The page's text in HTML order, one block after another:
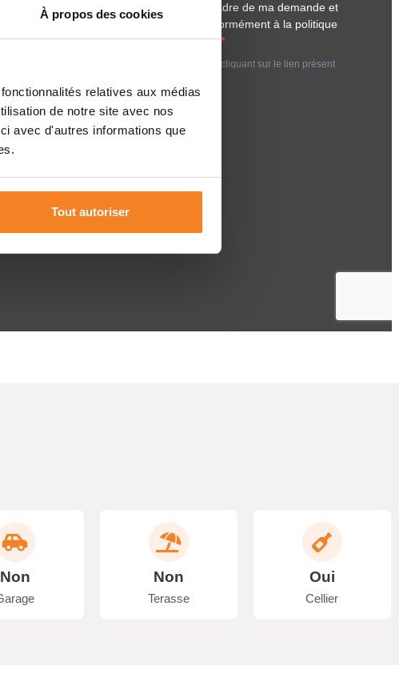
À propos des cookies
relatives aux médias
de notre site avec nos
avec d'autres informations que
Tout autoriser
Non Non
Terasse
Oui
Cellier